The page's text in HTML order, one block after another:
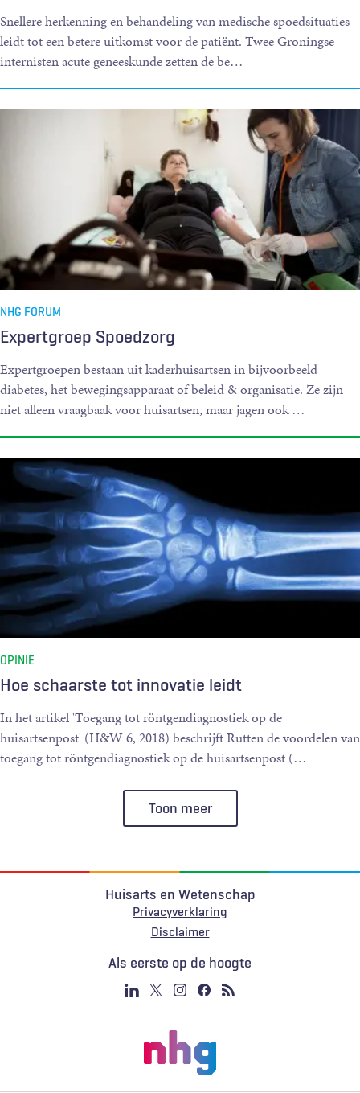
Snellere herkenning en behandeling van medische spoedsituaties
leidt tot een betere uitkomst voor de patiënt. Twee Groningse
internisten acute geneeskunde zetten de be…
Expertgroep Spoedzorg
NHG FORUM
Expertgroepen bestaan uit kaderhuisartsen in bijvoorbeeld
diabetes, het bewegingsapparaat of beleid & organisatie. Ze zijn
niet alleen vraagbaak voor huisartsen, maar jagen ook …
Hoe schaarste tot innovatie leidt
OPINIE
In het artikel 'Toegang tot röntgendiagnostiek op de
huisartsenpost' (H&W 6, 2018) beschrijft Rutten de voordelen van
toegang tot röntgendiagnostiek op de huisartsenpost (…
Toon meer
Huisarts en Wetenschap
Privacyverklaring
Voet
Disclaimer
Als eerste op de hoogte